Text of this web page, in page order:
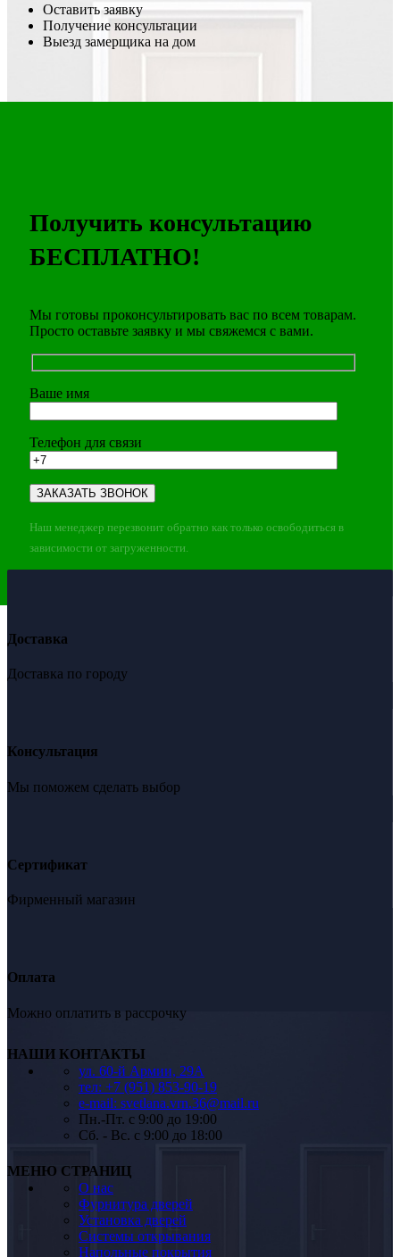
Оставить заявку
Получение консультации
Выезд замерщика на дом
Получить консультацию
БЕСПЛАТНО!
Мы готовы проконсультировать вас по всем товарам.
Просто оставьте заявку и мы свяжемся с вами.
Ваше имя
Телефон для связи
Наш менеджер перезвонит обратно как только освободиться в
зависимости от загруженности.
Доставка
Доставка по городу
Консультация
Мы поможем сделать выбор
Сертификат
Фирменный магазин
Оплата
Можно оплатить в рассрочку
НАШИ КОНТАКТЫ
ул. 60-й Армии, 29А
тел: +7 (951) 853-90-19
e-mail: svetlana.vrn.36@mail.ru
Пн.-Пт. c 9:00 до 19:00
Сб. - Вс. c 9:00 до 18:00
МЕНЮ СТРАНИЦ
О нас
Фурнитура дверей
Установка дверей
Системы открывания
Напольные покрытия